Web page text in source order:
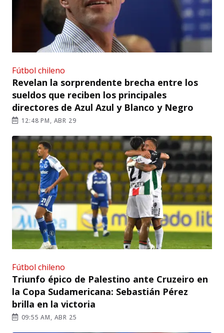
Fútbol chileno
Revelan la sorprendente brecha entre los
sueldos que reciben los principales
directores de Azul Azul y Blanco y Negro
12:48 PM, ABR 29
Fútbol chileno
Triunfo épico de Palestino ante Cruzeiro en
la Copa Sudamericana: Sebastián Pérez
brilla en la victoria
09:55 AM, ABR 25